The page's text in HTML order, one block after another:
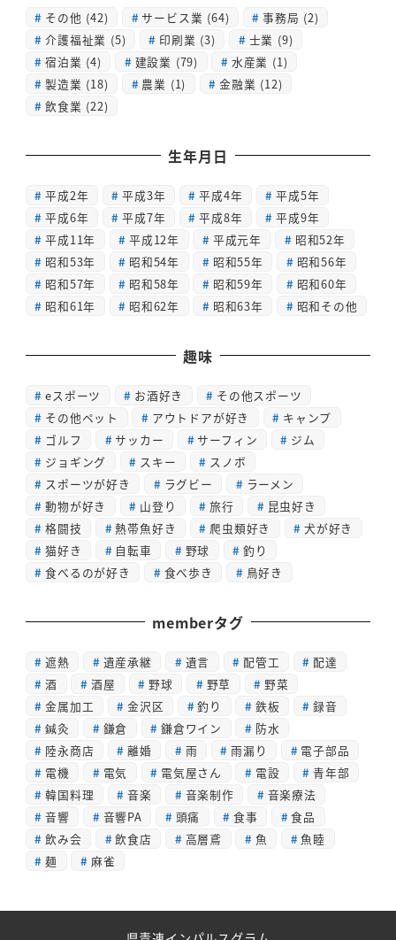
その他 (42) サービス業 (64) 事務局 (2)
介護福祉業 (5) 印刷業 (3) 士業 (9)
宿泊業 (4) 建設業 (79) 水産業 (1)
製造業 (18) 農業 (1) 金融業 (12)
飲食業 (22)
生年月日
平成2年 平成3年 平成4年
平成5年
平成6年
平成7年 平成8年
平成9年
平成11年
平成12年 平成元年
昭和52年
昭和53年
昭和54年 昭和55年
昭和56年
昭和57年
昭和58年 昭和59年
昭和60年
昭和61年
昭和62年 昭和63年 昭和その他
趣味
eスポーツ お酒好き
その他スポーツ
その他ペット
アウトドアが好き
キャンプ
ゴルフ
サッカー サーフィン
ジム
ジョギング
スキー
スノボ
スポーツが好き
ラグビー
ラーメン
動物が好き
山登り 旅行
昆虫好き
格闘技
熱帯魚好き 爬虫類好き
犬が好き
猫好き
自転車 野球
釣り
食べるのが好き
食べ歩き 鳥好き
memberタグ
遮熱 遺産承継 遺言 配管工
配達
酒
酒屋 野球 野草
野菜
金属加工
金沢区 釣り 鉄板
録音
鍼灸
鎌倉 鎌倉ワイン
防水
陸永商店
離婚 雨 雨漏り
電子部品
電機
電気 電気屋さん 電設
青年部
韓国料理
音楽 音楽制作
音楽療法
音響
音響PA 頭痛 食事
食品
飲み会
飲食店 高層鳶 魚
魚睦
麺
麻雀